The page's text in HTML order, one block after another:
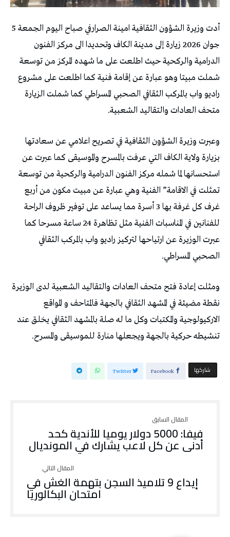
أدت وزيرة الشؤون الثقافية امينة الصرارفي صباح اليوم الجمعة 5
جوان 2026 زيارة إلى مدينة الكاف وتحديدا الى مركز الفنون
الدرامية والركحية حيث اطلعت على ما شهده المركز من توسعة
شملت مبيتا وهو عبارة عن إقامة فنية كما اطلعت على مشروع
راديو واب بالمركب الثقافي الصحبي المسراطي كما شملت الزيارة
متحف العادات والتقاليد الشعبية.
وعبرت وزيرة الشؤون الثقافية في تصريح اعلامي عن سعادتها
بزيارة ولاية الكاف التي عرفت بالمسرح والموسيقى كما عبرت عن
استحسانها لما شمله مركز الفنون الدرامية والركحية من توسعة
تمثلت في الاقامة” الفنية وهي عبارة عن مبيت مكون من أربع
غرف كل غرفة بها 3 أسرة مما يساعد على توفير ظروف الراحة
للفنانين في المناسبات الفنية مثل تظاهرة 24 ساعة مسرحا كما
عبرت الوزيرة عن ارتياحها لتركيز راديو واب بالمركب الثقافي
الصحبي المسراطي.
ومثلت إعادة فتح متحف العادات والتقاليد الشعبية لدى الوزيرة
نقطة مضيئة في المشهد الثقافي بالجهة فالمتاحف و المواقع
الاركيولوجية والمكتبات وكل ما له صلة بالمشهد الثقافي يخلق عند
تنشيطه حركية بالجهة ويجعلها منارة للموسيقى والمسرح.
‫‫ شاركها‬ Facebook
Twitter
فيفا: 5000 دولار يوميا للأندية كحد
أدنى عن كل لاعب يشارك في المونديال
إيداع 9 تلاميذ السجن بتهمة الغش في
امتحان البكالوريا